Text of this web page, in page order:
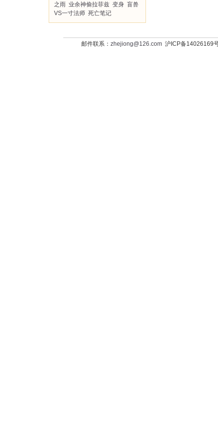
之雨 业余神偷拉菲兹 变身 盲兽
VS一寸法师 死亡笔记
邮件联系： zhejiong@126.com沪ICP备14026169